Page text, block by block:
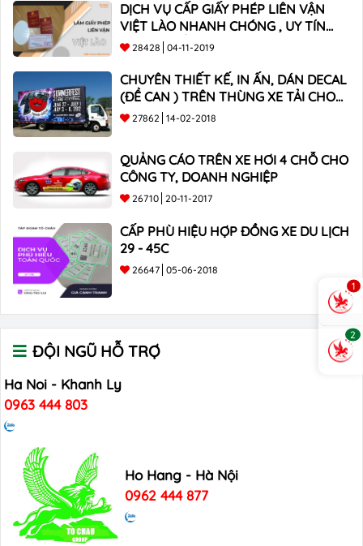
DỊCH VỤ CẤP GIẤY PHÉP LIÊN VẬN
VIỆT LÀO NHANH CHÓNG , UY TÍN
TOÀN QUỐC
28428 04-11-2019
CHUYÊN THIẾT KẾ, IN ẤN, DÁN DECAL
(ĐỀ CAN ) TRÊN THÙNG XE TẢI CHO
CÔNG TY
27862 14-02-2018
QUẢNG CÁO TRÊN XE HƠI 4 CHỖ CHO
CÔNG TY, DOANH NGHIỆP
26710 20-11-2017
CẤP PHÙ HIỆU HỢP ĐỒNG XE DU LỊCH
29 - 45C
26647 05-06-2018
ĐỘI NGŨ HỖ TRỢ
Ha Noi - Khanh Ly
0963 444 803
Ho Hang - Hà Nội
0962 444 877
1
2